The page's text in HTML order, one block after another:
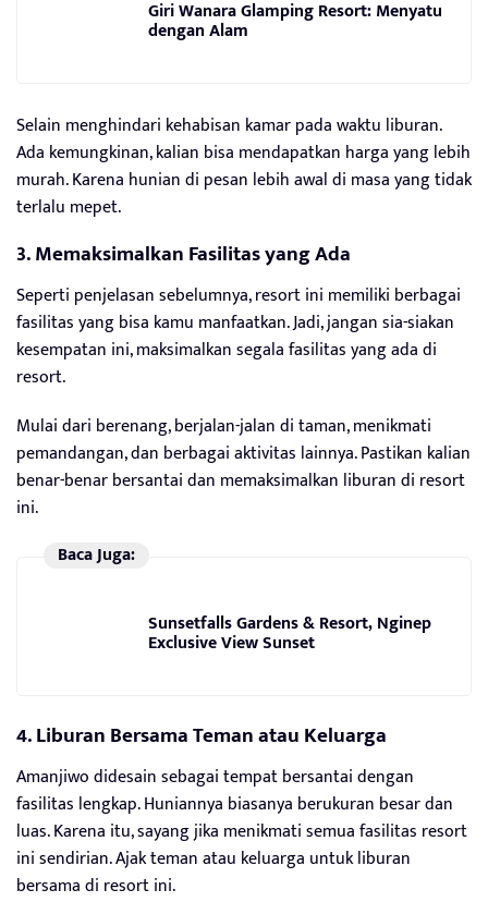
Giri Wanara Glamping Resort: Menyatu
dengan Alam
Selain menghindari kehabisan kamar pada waktu liburan.
Ada kemungkinan, kalian bisa mendapatkan harga yang lebih
murah. Karena hunian di pesan lebih awal di masa yang tidak
terlalu mepet.
3. Memaksimalkan Fasilitas yang Ada
Seperti penjelasan sebelumnya, resort ini memiliki berbagai
fasilitas yang bisa kamu manfaatkan. Jadi, jangan sia-siakan
kesempatan ini, maksimalkan segala fasilitas yang ada di
resort.
Mulai dari berenang, berjalan-jalan di taman, menikmati
pemandangan, dan berbagai aktivitas lainnya. Pastikan kalian
benar-benar bersantai dan memaksimalkan liburan di resort
ini.
Baca Juga:
Sunsetfalls Gardens & Resort, Nginep
Exclusive View Sunset
4. Liburan Bersama Teman atau Keluarga
Amanjiwo didesain sebagai tempat bersantai dengan
fasilitas lengkap. Huniannya biasanya berukuran besar dan
luas. Karena itu, sayang jika menikmati semua fasilitas resort
ini sendirian. Ajak teman atau keluarga untuk liburan
bersama di resort ini.